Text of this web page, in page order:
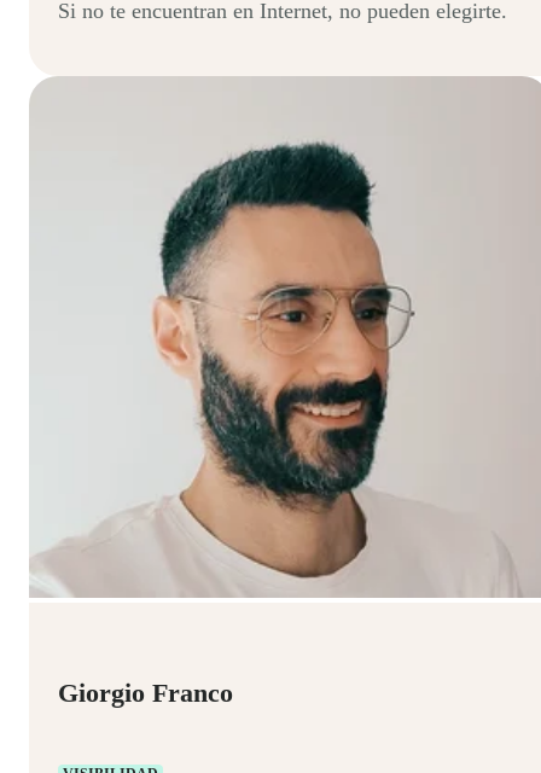
Si no te encuentran en Internet, no pueden elegirte.
Giorgio Franco